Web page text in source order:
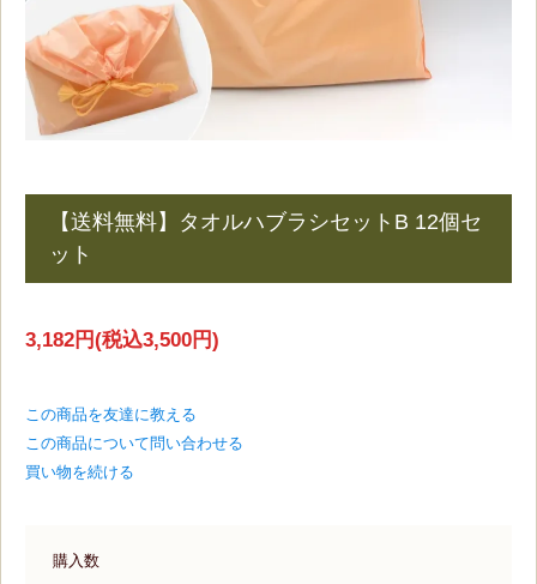
【送料無料】タオルハブラシセットB 12個セ
ット
3,182円(税込3,500円)
この商品を友達に教える
この商品について問い合わせる
買い物を続ける
購入数